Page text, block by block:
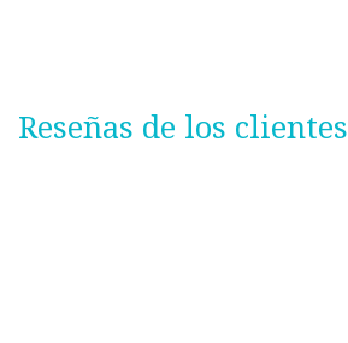
Reseñas de los clientes